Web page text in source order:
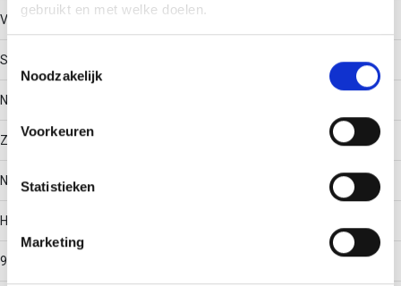
gebruikt en met welke doelen.
Informatie verzamelen over uw geografische locatie,
Uw apparaat identificeren door het actief te scannen
op specifieke eigenschappen (fingerprinting)
verwerkt en stel uw voorkeuren in het
detailgedeelte in.
Toestemmingsselectie
Noodzakelijk
Voorkeuren
Statistieken
Marketing
Vlak profiel (strip)
Scharnierend
Nee
Zijperforatie
Nee
Hoek
90°